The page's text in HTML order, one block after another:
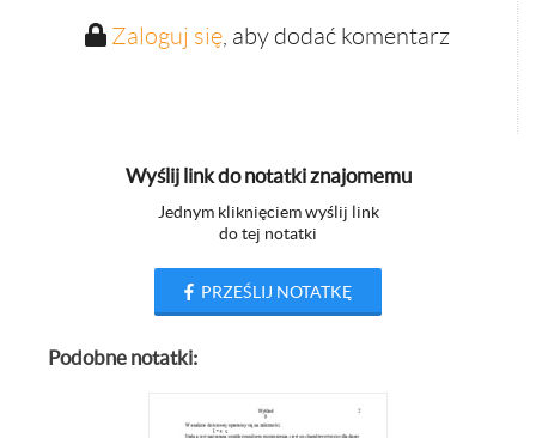
Zaloguj się, aby dodać komentarz
Wyślij link do notatki znajomemu
Jednym kliknięciem wyślij link
do tej notatki
PRZEŚLIJ NOTATKĘ
Podobne notatki: